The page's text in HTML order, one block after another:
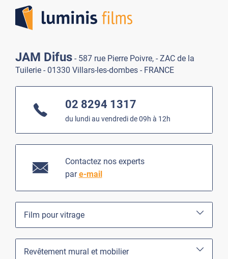
JAM Difus - 587 rue Pierre Poivre, - ZAC de la
Tuilerie - 01330 Villars-les-dombes - FRANCE
02 8294 1317
du lundi au vendredi de 09h à 12h
Contactez nos experts
pare-mail
Film pour vitrage
Revêtement mural et mobilier